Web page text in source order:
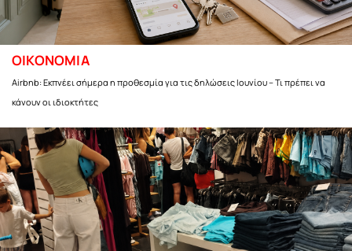
ΟΙΚΟΝΟΜΙΑ
Airbnb: Εκπνέει σήμερα η προθεσμία για τις δηλώσεις Ιουνίου – Τι πρέπει να
κάνουν οι ιδιοκτήτες